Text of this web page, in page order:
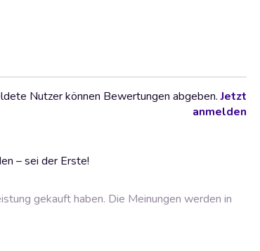
– sei der Erste!
Nutzer können Bewertungen abgeben.Jetzt
anmelden
gekauft haben. Die Meinungen werden in